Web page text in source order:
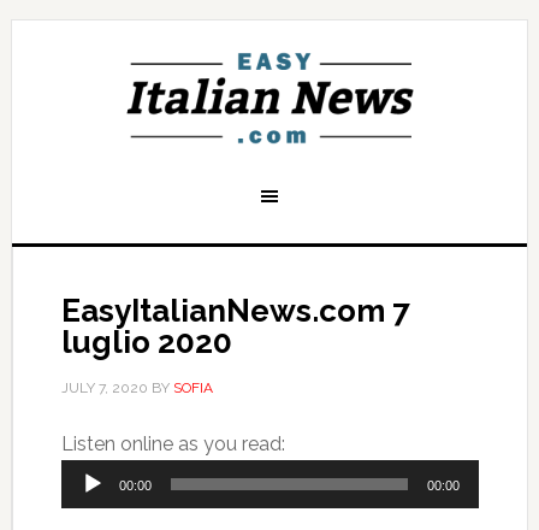
EasyItalianNews.com 7
luglio 2020
JULY 7, 2020 BY SOFIA
Listen online as you read:Audio
Player
00:00 00:00